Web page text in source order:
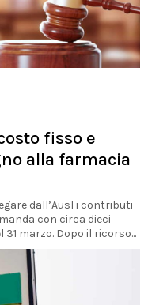
fisso e
alla farmacia
dall’Ausl i contributi
con circa dieci
marzo. Dopo il ricorso...